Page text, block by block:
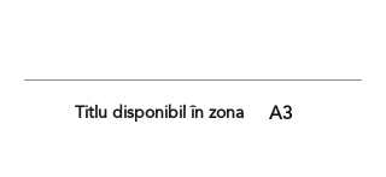
Titlu disponibil în zona A3